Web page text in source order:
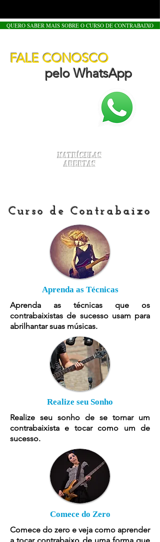
QUERO SABER MAIS SOBRE O CURSO DE CONTRABAIXO
FALE CONOSCO
pelo WhatsApp
Matrículas
Abertas
Curso de Contrabaixo
Aprenda as Técnicas
Aprenda as técnicas que os
contrabaixistas de sucesso usam para
abrilhantar suas músicas.
Realize seu Sonho
Realize seu sonho de se tornar um
contrabaixista e tocar como um de
sucesso.
Comece do Zero
Comece do zero e veja como aprender